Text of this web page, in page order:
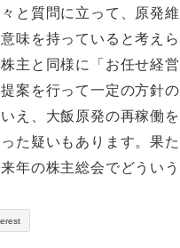
と質問に立って、原発
味を持っていると考えら
主と同様に「お任せ経
案を行って一定の方針
え、大飯原発の再稼働
た疑いもあります。果
年の株主総会でどうい